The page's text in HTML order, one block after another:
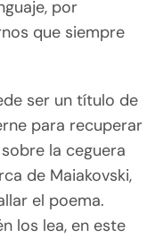
por
que siempre
ser un título de
para recuperar
la ceguera
de Maiakovski,
el poema.
los lea, en este